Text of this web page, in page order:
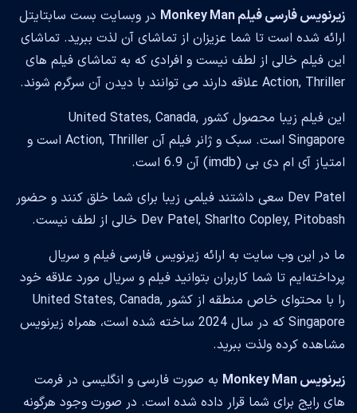
زیرنویس فارسی فیلم Monkey Man
در وبسایت بست سابتایتل
ارائه شده است تا شما عزیزان از تماشای آن لذت ببرید. تماشای
این فیلم خالی از لطف نیست و افرادی که به تماشای فیلم های
Action, Thriller علاقه دارند می توانند با دیدن آن سرگرم شوند.
این فیلم زیبا محصول کشور United States, Canada,
Singapore است. سبک و ژانر فیلم آن Action, Thriller است و
امتیاز آی ام دی بی (imdb) آن 6.9 است.
Dev Patel سعی داشتند فیلمی زیبا برای شما خلق کنند و حضور
Dev Patel, Sharlto Copley, Pitobash خالی از لطف نیست.
ما در این وب سایت به ارائه زیرنویس فارسی فیلم و سریال
پرداخته‌ایم تا شما کاربران بتوانید فیلم و سریال مورد علاقه خود
را با محتوای خاص منطقه از کشور United States, Canada,
Singapore که در سال 2024 ساخته شده است، همراه زیرنویس
مشاهده کرده ولذت ببرید.
زیرنویس Monkey Man
به صورت فارسی و انگلیسی در فرمت
های رایج برای شما قرار داده شده است. در صورت وجود هرگونه